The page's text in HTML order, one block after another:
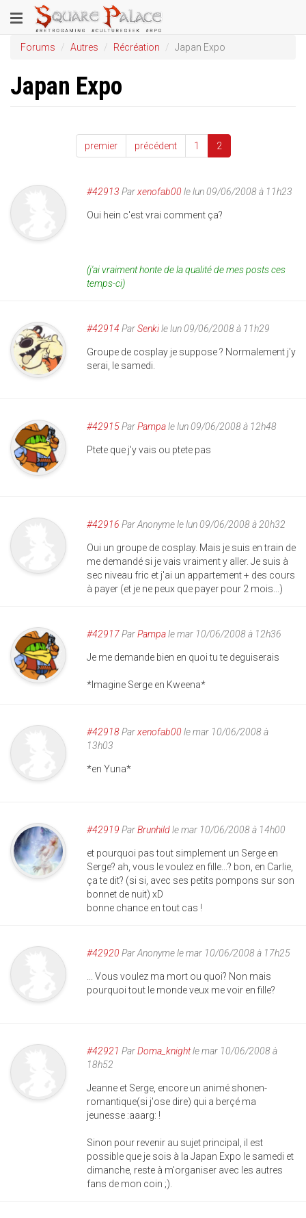
au
contenu
principal
Toggle
navigation
Forums Autres Récréation Japan Expo
Japan Expo
premier précédent 1 2
#42913 Parxenofab00 le lun 09/06/2008 à 11h23
Oui hein c'est vrai comment ça?
(j'ai vraiment honte de la qualité de mes posts ces
temps-ci)
#42914 ParSenkile lun 09/06/2008 à 11h29
Groupe de cosplay je suppose ? Normalement j'y
serai, le samedi.
#42915ParPampale lun 09/06/2008 à 12h48
Ptete que j'y vais ou ptete pas
#42916 ParAnonymele lun 09/06/2008 à 20h32
Oui un groupe de cosplay. Mais je suis en train de
me demandé si je vais vraiment y aller. Je suis à
sec niveau fric et j'ai un appartement + des cours
à payer (et je ne peux que payer pour 2 mois...)
#42917ParPampale mar 10/06/2008 à 12h36
Je me demande bien en quoi tu te deguiserais
*Imagine Serge en Kweena*
#42918Parxenofab00 le mar 10/06/2008 à
13h03
*en Yuna*
#42919 ParBrunhildle mar 10/06/2008 à 14h00
et pourquoi pas tout simplement un Serge en
Serge? ah, vous le voulez en fille...? bon, en Carlie,
ça te dit? (si si, avec ses petits pompons sur son
bonnet de nuit) xD
bonne chance en tout cas !
#42920 ParAnonymele mar 10/06/2008 à 17h25
... Vous voulez ma mort ou quoi? Non mais
pourquoi tout le monde veux me voir en fille?
#42921 ParDoma_knightle mar 10/06/2008 à
18h52
Jeanne et Serge, encore un animé shonen-
romantique(si j'ose dire) qui a berçé ma
jeunesse :aaarg: !
Sinon pour revenir au sujet principal, il est
possible que je sois à la Japan Expo le samedi et
dimanche, reste à m'organiser avec les autres
fans de mon coin ;).